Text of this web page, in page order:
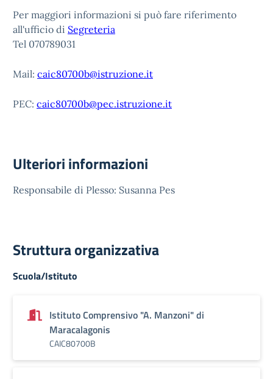
Per maggiori informazioni si può fare riferimento
all'ufficio di Segreteria
Tel 070789031
Mail: caic80700b@istruzione.it
PEC: caic80700b@pec.istruzione.it
Ulteriori informazioni
Responsabile di Plesso: Susanna Pes
Struttura organizzativa
Scuola/Istituto
Istituto Comprensivo "A. Manzoni" di
Maracalagonis
CAIC80700B